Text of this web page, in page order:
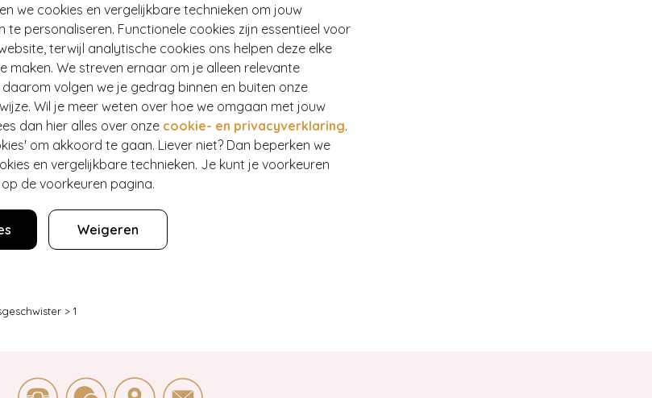
we cookies en vergelijkbare technieken om jouw
te personaliseren. Functionele cookies zijn essentieel voor
terwijl analytische cookies ons helpen deze elke
maken. We streven ernaar om je alleen relevante
volgen we je gedrag binnen en buiten onze
Wil je meer weten over hoe we omgaan met jouw
dan hier alles over onze cookie- en privacyverklaring.
om akkoord te gaan. Liever niet? Dan beperken we
en vergelijkbare technieken. Je kunt je voorkeuren
de voorkeuren pagina.
Weigeren
494
> 1